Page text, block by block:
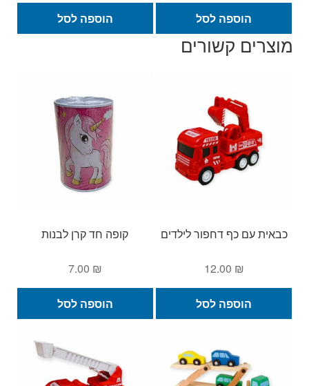
היה:
35.00 ₪.
25.00 ₪.
הוספה לסל הוספה לסל
מוצרים קשורים
כבאית עם כף דחפור לילדים
12.00 ₪
הוספה לסל
קופה חד קרן לבנות
7.00 ₪
הוספה לסל